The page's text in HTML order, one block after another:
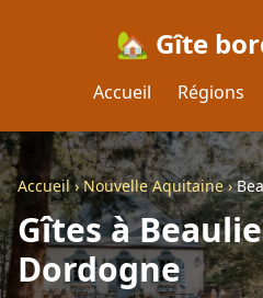
🏡 Gîte
Accueil Régions
Accueil›Nouvelle Aquitaine›
Gîtes à
Dordogne